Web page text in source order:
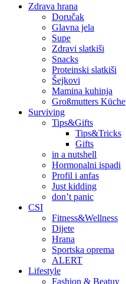
Zdrava hrana
Doručak
Glavna jela
Supe
Zdravi slatkiši
Snacks
Proteinski slatkiši
Šejkovi
Mamina kuhinja
Großmutters Küche
Surviving
Tips&Gifts
Tips&Tricks
Gifts
in a nutshell
Hormonalni ispadi
Profil i anfas
Just kidding
don’t panic
CSI
Fitness&Wellness
Dijete
Hrana
Sportska oprema
ALERT
Lifestyle
Fashion & Beatuy